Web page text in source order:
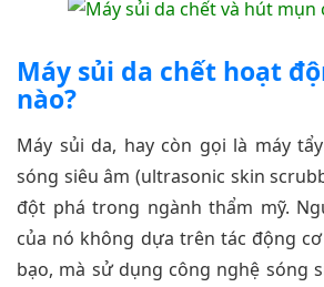
Máy sủi da chết hoạt
nào?
Máy sủi da, hay còn gọi là máy
sóng siêu âm (ultrasonic skin
đột phá trong ngành thẩm mỹ.
của nó không dựa trên tác động
bạo, mà sử dụng công nghệ sóng